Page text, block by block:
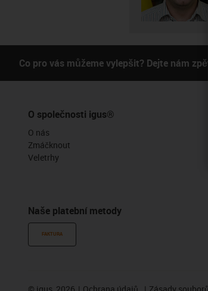
Co pro vás můžeme vylepšit? Dejte nám
O společnosti igus®
O nás
Zmáčknout
Veletrhy
Naše platební metody
FAKTURA
© igus, 2026 Ochrana údajů Zásady